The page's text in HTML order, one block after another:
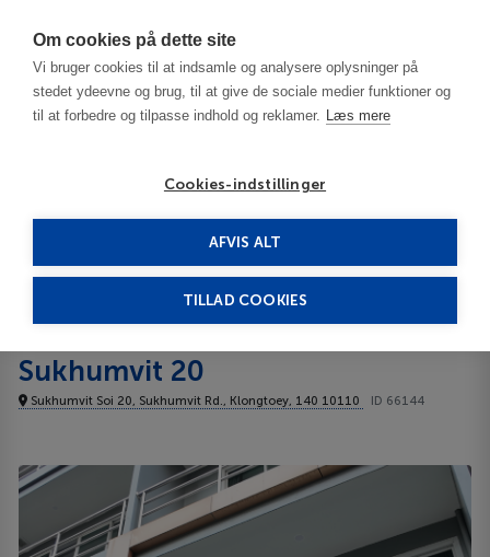
Om cookies på dette site
Vi bruger cookies til at indsamle og analysere oplysninger på
stedet ydeevne og brug, til at give de sociale medier funktioner og
til at forbedre og tilpasse indhold og reklamer. Læs mere
Cookies-indstillinger
AFVIS ALT
TILLAD COOKIES
Bangkok
iCheck Inn Residences Sukhumvit 20 3***
Sukhumvit 20
Sukhumvit Soi 20, Sukhumvit Rd., Klongtoey, 140 10110 ID 66144